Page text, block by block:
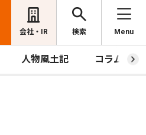
会社・IR 検索 Menu
人物風土記 コラム